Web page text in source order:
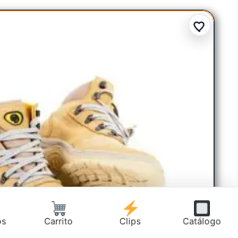
Carrito Clips Catálogo